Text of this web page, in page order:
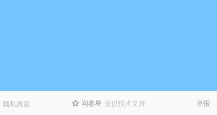
隐私政策  问卷星 提供技术支持 举报